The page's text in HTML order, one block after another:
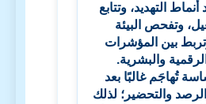
التهديد، وتتابع
وتفحص البيئة
بين المؤشرات
والبشرية.
تُهاجَم غالبًا بعد
والتحضير؛ لذلك